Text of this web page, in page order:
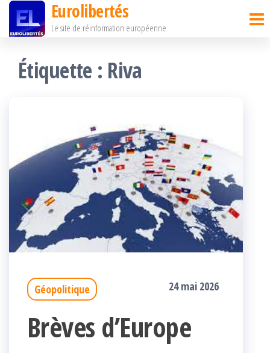
Passer
contenu
Eurolibertés
Le site de réinformation européenne
Étiquette : Riva
Géopolitique 24 mai 2026
Brèves d’Europe